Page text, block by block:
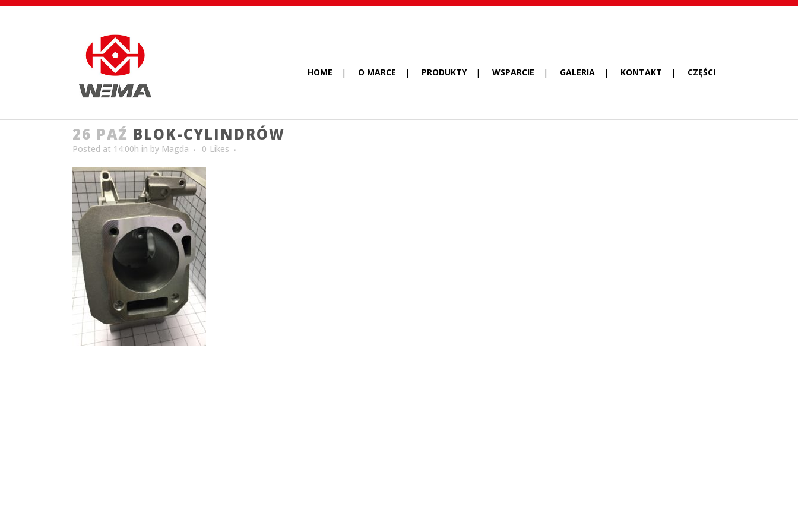
HOME O MARCE PRODUKTY WSPARCIE GALERIA KONTAKT CZĘŚCI
26 PAŹ BLOK-CYLINDRÓW
Posted at 14:00h in by Magda 0 Likes